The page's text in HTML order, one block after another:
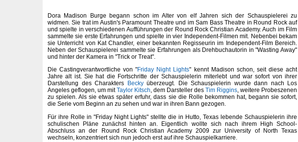
Dora Madison Burge begann schon im Alter von elf Jahren sich der Schauspielerei zu
widmen. Sie trat im Austin's Paramount Theatre und im Sam Bass Theatre in Round Rock auf
und spielte in verschiedenen Aufführungen der Round Rock Christian Academy. Auch im Film
sammelte sie erste Erfahrungen und spielte in vier Independent-Filmen mit. Nebenbei bekam
sie Unterricht von Kat Chandler, einer bekannten Regisseurin im Independent-Film Bereich.
Neben der Schauspielerei sammelte sie Erfahrungen als Drehbuchautorin in "Wasting Away"
und hinter der Kamera in "Trick or Treat".
Die Castingverantwortliche von "Friday Night Lights" kennt Madison schon, seit diese acht
Jahre alt ist. Sie hat die Fortschritte der Schauspielerin miterlebt und war sofort von ihrer
Darstellung des Charakters
Beckyüberzeugt. Die Schauspielerin wurde dann nach Los
Angeles geflogen, um mitTaylor Kitsch, dem Darsteller des Tim Riggins, weitere Probeszenen
zu spielen. Als sie etwas später erfuhr, dass sie die Rolle bekommen hat, begann sie sofort,
die Serie vom Beginn an zu sehen und war in ihren Bann gezogen.
Für ihre Rolle in "Friday Night Lights" stellte die in Hutto, Texas lebende Schauspielerin ihre
schulischen Pläne zunächst hinten an. Eigentlich wollte sich nach ihrem High School-
Abschluss an der Round Rock Christian Academy 2009 zur University of North Texas
wechseln, konzentriert sich nun jedoch erst auf ihre Schauspielkarriere.